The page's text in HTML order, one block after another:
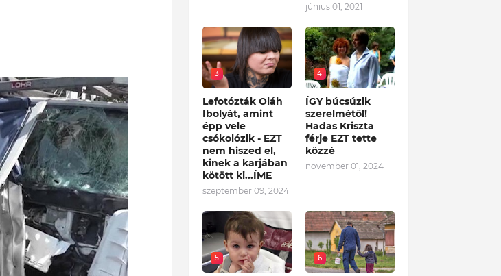
június 01, 2021
3
Lefotózták Oláh
Ibolyát, amint
épp vele
csókolózik - EZT
nem hiszed el,
kinek a karjában
kötött ki...ÍME
szeptember 09, 2024
4
ÍGY búcsúzik
szerelmétől!
Hadas Kriszta
férje EZT tette
közzé
november 01, 2024
5 6